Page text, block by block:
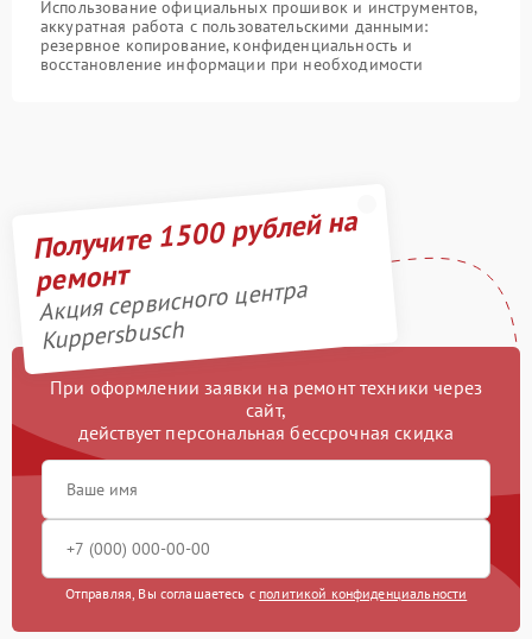
Использование официальных прошивок и инструментов,
аккуратная работа с пользовательскими данными:
резервное копирование, конфиденциальность и
восстановление информации при необходимости
Получите 1500 рублей на
ремонт
Акция сервисного центра
Kuppersbusch
При оформлении заявки на ремонт техники через
сайт,
действует персональная бессрочная скидка
Отправляя, Вы соглашаетесь с политикой конфиденциальности